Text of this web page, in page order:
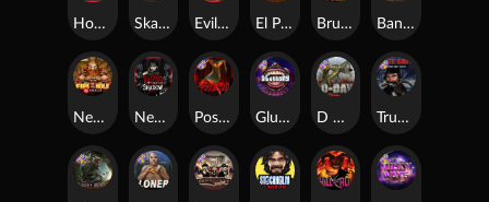
Nexus Blood & Shadow
Nexus Fire In The Hole xBomb
Home of the Brave Skate or Die Bangkok Hilton
Brute Force: Alien Onslaught
El Pasa Gunfight xNudge
Evil Goblins xBomb
Gluttony
Possessed True Grit Redemption
D Day